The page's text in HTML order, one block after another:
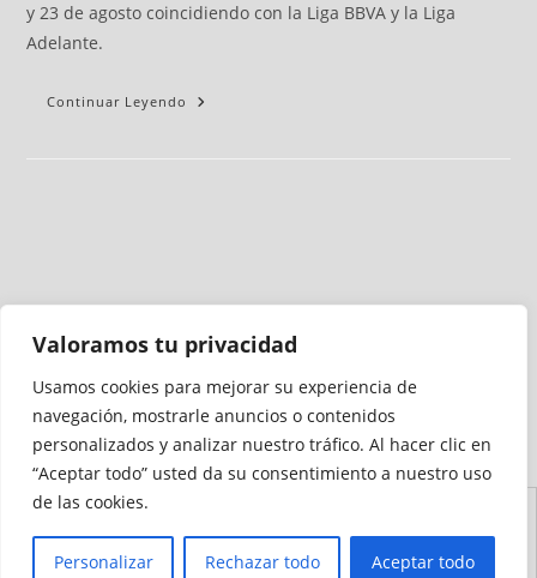
Valoramos tu privacidad
Usamos cookies para mejorar su experiencia de
navegación, mostrarle anuncios o contenidos
personalizados y analizar nuestro tráfico. Al hacer clic en
“Aceptar todo” usted da su consentimiento a nuestro uso
de las cookies.
Personalizar Rechazar todo Aceptar todo
y 23 de agosto coincidiendo con la Liga BBVA y la Liga
Adelante.
Continuar Leyendo
Medio auditado por
Accesibilidad
Sitio
Cookies
Privacidad